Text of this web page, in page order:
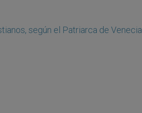
según el Patriarca de Venecia